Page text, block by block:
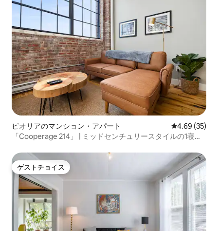
ピオリアのマンション・アパート レビュー35
4.69 (35)
「Cooperage 214」 | ミッドセンチュリースタイルの1寝室
ゲストチョイス
ゲストチョイス